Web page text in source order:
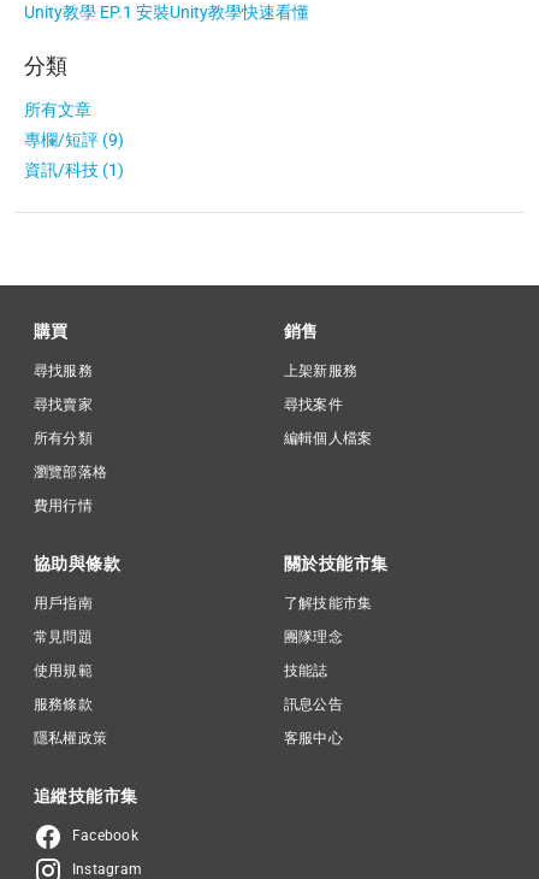
Unity教學 EP.1 安裝Unity教學快速看懂
分類
所有文章
專欄/短評 (9)
資訊/科技 (1)
購買
尋找服務
尋找賣家
所有分類
瀏覽部落格
費用行情
銷售
上架新服務
尋找案件
編輯個人檔案
協助與條款
用戶指南
常見問題
使用規範
服務條款
隱私權政策
關於技能市集
了解技能市集
團隊理念
技能誌
訊息公告
客服中心
追縱技能市集
Facebook
Instagram